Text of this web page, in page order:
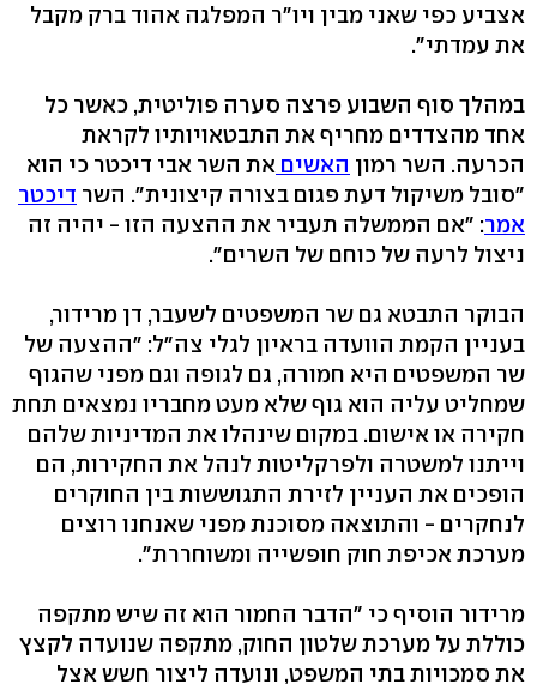
אצביע כפי שאני מבין ויו"ר המפלגה אהוד ברק מקבל
את עמדתי".
במהלך סוף השבוע פרצה סערה פוליטית, כאשר כל
אחד מהצדדים מחריף את התבטאויותיו לקראת
הכרעה. השר רמון האשים את השר אבי דיכטר כי הוא
"סובל משיקול דעת פגום בצורה קיצונית". השר דיכטר
אמר: "אם הממשלה תעביר את ההצעה הזו - יהיה זה
ניצול לרעה של כוחם של השרים".
הבוקר התבטא גם שר המשפטים לשעבר, דן מרידור,
בעניין הקמת הוועדה בראיון לגלי צה"ל: "ההצעה של
שר המשפטים היא חמורה, גם לגופה וגם מפני שהגוף
שמחליט עליה הוא גוף שלא מעט מחבריו נמצאים תחת
חקירה או אישום. במקום שינהלו את המדיניות שלהם
וייתנו למשטרה ולפרקליטות לנהל את החקירות, הם
הופכים את העניין לזירת התגוששות בין החוקרים
לנחקרים - והתוצאה מסוכנת מפני שאנחנו רוצים
מערכת אכיפת חוק חופשייה ומשוחררת".
מרידור הוסיף כי "הדבר החמור הוא זה שיש מתקפה
כוללת על מערכת שלטון החוק, מתקפה שנועדה לקצץ
את סמכויות בתי המשפט, ונועדה ליצור חשש אצל